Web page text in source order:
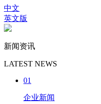
中文
英文版
新闻资讯
LATEST NEWS
01
企业新闻